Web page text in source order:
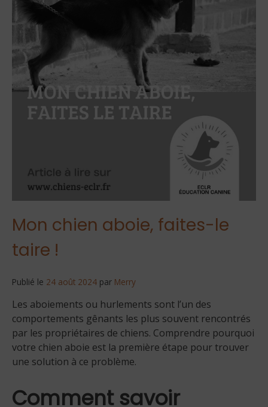
Mon chien aboie, faites-le
taire !
Publié le 24 août 2024 par Merry
Les aboiements ou hurlements sont l’un des
comportements gênants les plus souvent rencontrés
par les propriétaires de chiens. Comprendre pourquoi
votre chien aboie est la première étape pour trouver
une solution à ce problème.
Comment savoir